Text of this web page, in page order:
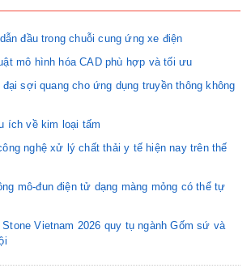
đầu trong chuỗi cung ứng xe điện
mô hình hóa CAD phù hợp và tối ưu
sợi quang cho ứng dụng truyền thông không
ích về kim loại tấm
nghệ xử lý chất thải y tế hiện nay trên thế
mô-đun điện tử dạng màng mỏng có thể tự
Vietnam 2026 quy tụ ngành Gốm sứ và